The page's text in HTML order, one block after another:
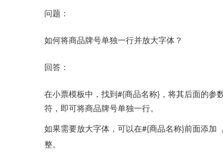
问题：
如何将商品牌号单独一行并放大字体？
回答：
在小票模板中，找到#{商品名称}，将其后面的参
符，即可将商品牌号单独一行。
如果需要放大字体，可以在#{商品名称}前面添加
整。